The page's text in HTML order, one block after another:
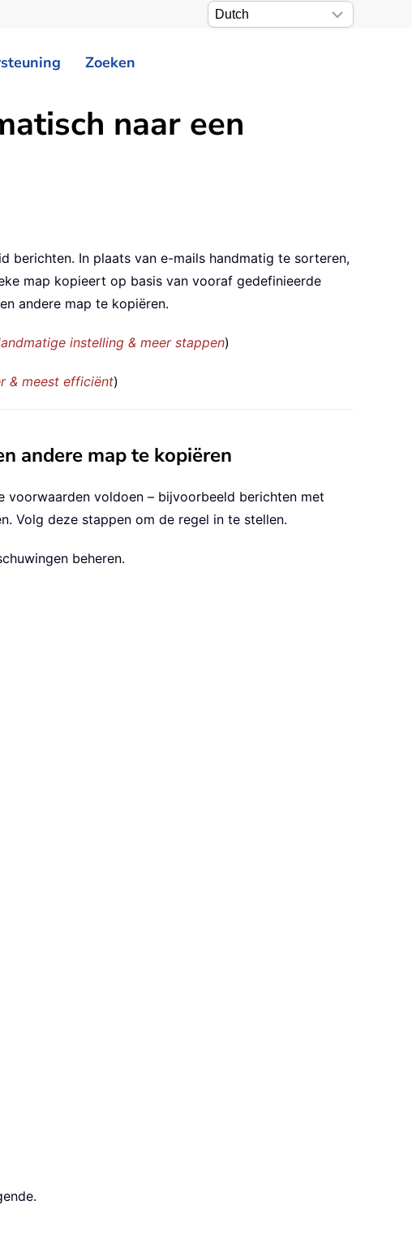
Zoeken
naar een
berichten. In plaats van e-mails handmatig te sorteren,
map kopieert op basis van vooraf gedefinieerde
andere map te kopiëren.
instelling & meer stappen)
& meest efficiënt)
andere map te kopiëren
voorwaarden voldoen – bijvoorbeeld berichten met
Volg deze stappen om de regel in te stellen.
beheren.